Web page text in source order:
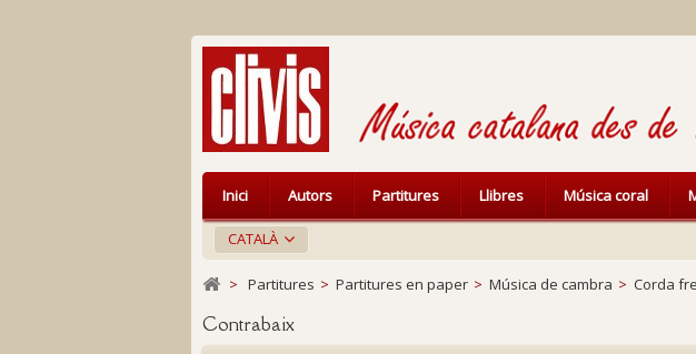
CATALÀ
Inici Autors Partitures Llibres Música coral
> Partitures > Partitures en paper > Música de cambra > Corda
Contrabaix